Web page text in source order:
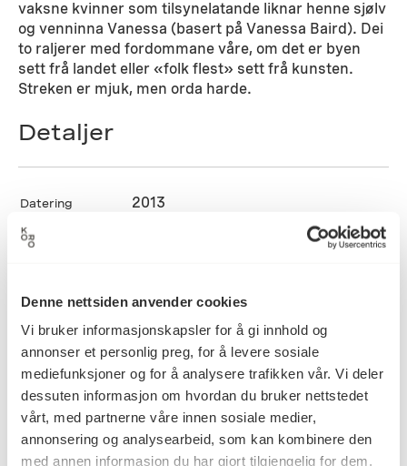
Denne nettsiden anvender cookies
Vi bruker informasjonskapsler for å gi innhold og
annonser et personlig preg, for å levere sosiale
mediefunksjoner og for å analysere trafikken vår. Vi deler
dessuten informasjon om hvordan du bruker nettstedet
vårt, med partnerne våre innen sosiale medier,
annonsering og analysearbeid, som kan kombinere den
med annen informasjon du har gjort tilgjengelig for dem,
vaksne kvinner som tilsynelatande liknar henne sjølv
og venninna Vanessa (basert på Vanessa Baird). Dei
to raljerer med fordommane våre, om det er byen
sett frå landet eller «folk flest» sett frå kunsten.
Streken er mjuk, men orda harde.
Detaljer
Datering 2013
Kategori Tegning
Teknikk og
materiale
Tusj og akvarell på papir